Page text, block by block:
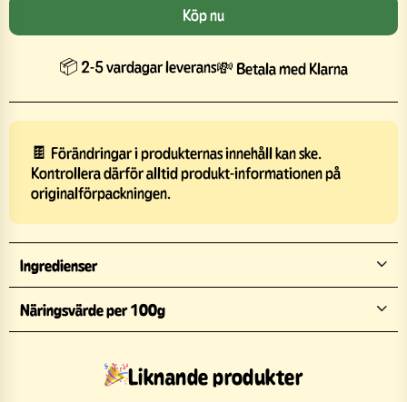
Köp nu
📦 2-5 vardagar leverans💸 Betala med Klarna
🍫 Förändringar i produkternas innehåll kan ske.
Kontrollera därför alltid produkt-informationen på
originalförpackningen.
Ingredienser
Näringsvärde per 100g
Liknande produkter